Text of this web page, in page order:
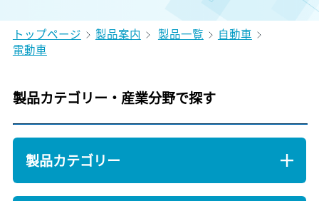
トップページ 製品案内 製品一覧
自動車
電動車
製品カテゴリー・産業分野で探す
製品カテゴリー